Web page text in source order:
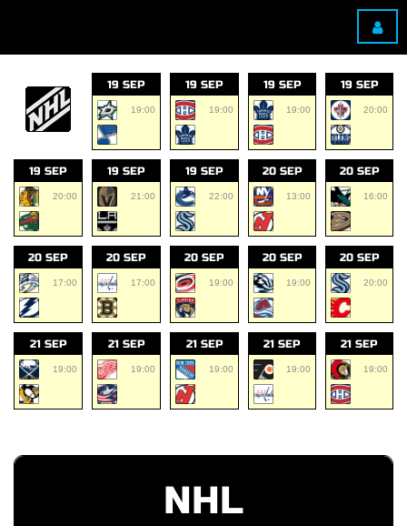
19 SEP
19:00
19 SEP
19:00
19 SEP
19:00
19 SEP
20:00
19 SEP
20:00
19 SEP
21:00
19 SEP
22:00
20 SEP
13:00
20 SEP
16:00
20 SEP
17:00
20 SEP
17:00
20 SEP
19:00
20 SEP
19:00
20 SEP
20:00
21 SEP
19:00
21 SEP
19:00
21 SEP
19:00
21 SEP
19:00
21 SEP
19:00
NHL